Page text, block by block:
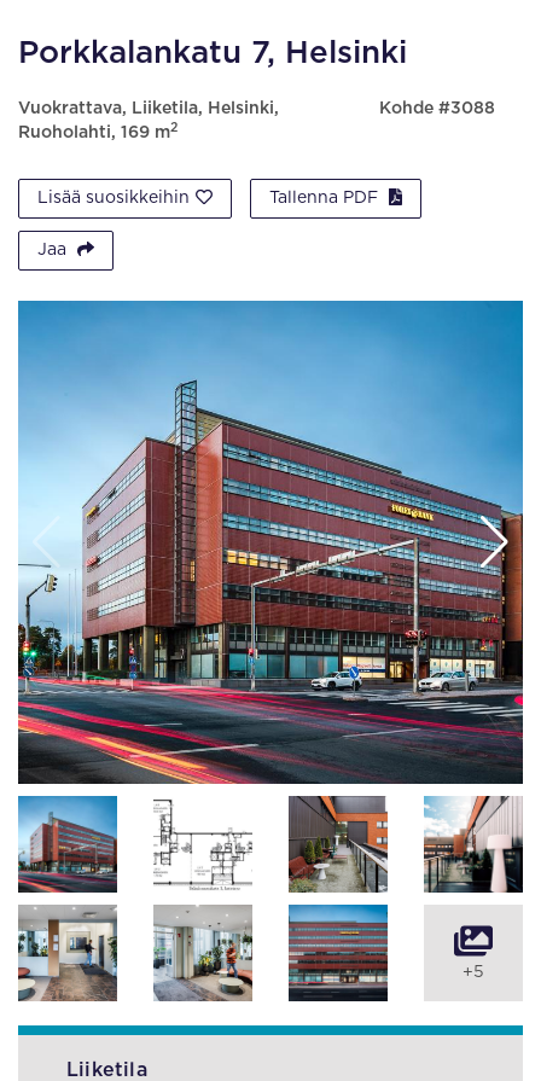
Porkkalankatu 7, Helsinki
Vuokrattava, Liiketila, Helsinki,
Ruoholahti, 169 m2
Kohde #3088
Lisää suosikkeihin Tallenna PDF
Jaa
+5
Liiketila